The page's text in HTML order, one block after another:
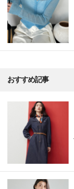
おすすめ記事